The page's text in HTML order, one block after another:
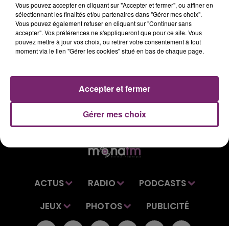
Retrouvez vos dernières informations régionales dans
le journal de 7h, sur Mona FM.
ACTUS RADIO
PODCASTS
JEUX
PHOTOS PUBLICITÉ
Vous pouvez accepter en cliquant sur "Accepter et fermer", ou affiner en
sélectionnant les finalités et/ou partenaires dans "Gérer mes choix".
Vous pouvez également refuser en cliquant sur "Continuer sans
accepter". Vos préférences ne s'appliqueront que pour ce site. Vous
pouvez mettre à jour vos choix, ou retirer votre consentement à tout
moment via le lien "Gérer les cookies" situé en bas de chaque page.
Gérer mes choix
Accepter et fermer